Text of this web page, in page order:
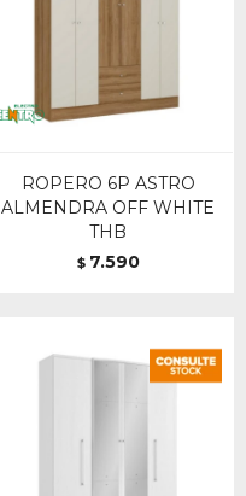
ROPERO 6P ASTRO
ALMENDRA OFF WHITE
THB
$ 7.590